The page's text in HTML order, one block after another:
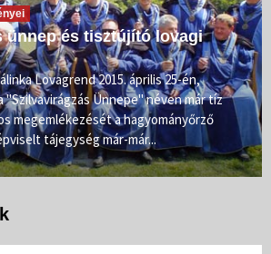
ünnep és tisztújító lovagi
Lovagrend 2015. április 25-én,
Ünnepe" néven már tíz
megemlékezését a hagyományőrző
tájegység már-már...